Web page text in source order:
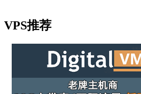
VPS推荐